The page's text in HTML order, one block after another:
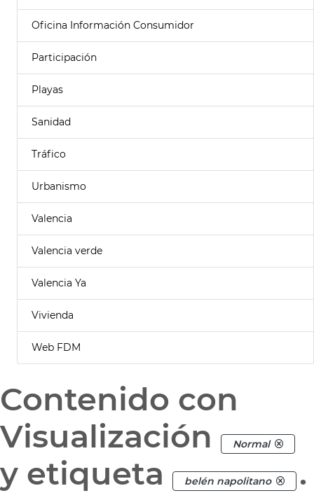
Oficina Información Consumidor
Participación
Playas
Sanidad
Tráfico
Urbanismo
Valencia
Valencia verde
Valencia Ya
Vivienda
Web FDM
Contenido con
Visualización
Normal
y etiqueta belén napolitano .